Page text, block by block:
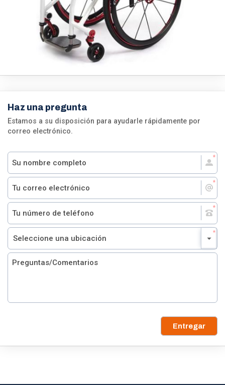
Haz una pregunta
Estamos a su disposición para ayudarle rápidamente por
correo electrónico.
Entregar